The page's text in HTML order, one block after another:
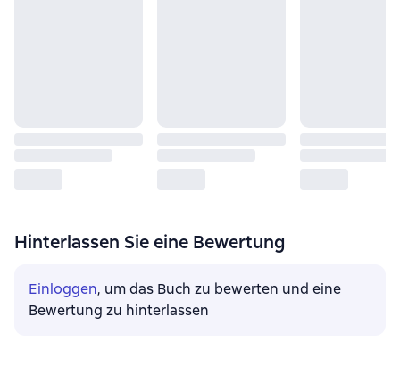
Hinterlassen Sie eine Bewertung
Einloggen, um das Buch zu bewerten und eine
Bewertung zu hinterlassen